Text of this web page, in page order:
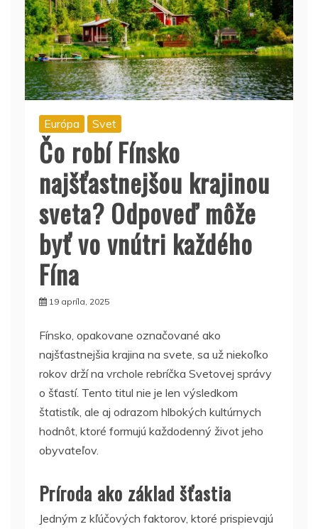
Európa Svet
Čo robí Fínsko
najšťastnejšou krajinou
sveta? Odpoveď môže
byť vo vnútri každého
Fína
19 apríla, 2025
Fínsko, opakovane označované ako
najšťastnejšia krajina na svete, sa už niekoľko
rokov drží na vrchole rebríčka Svetovej správy
o šťastí. Tento titul nie je len výsledkom
štatistík, ale aj odrazom hlbokých kultúrnych
hodnôt, ktoré formujú každodenný život jeho
obyvateľov.
Príroda ako základ šťastia
Jedným z kľúčových faktorov, ktoré prispievajú